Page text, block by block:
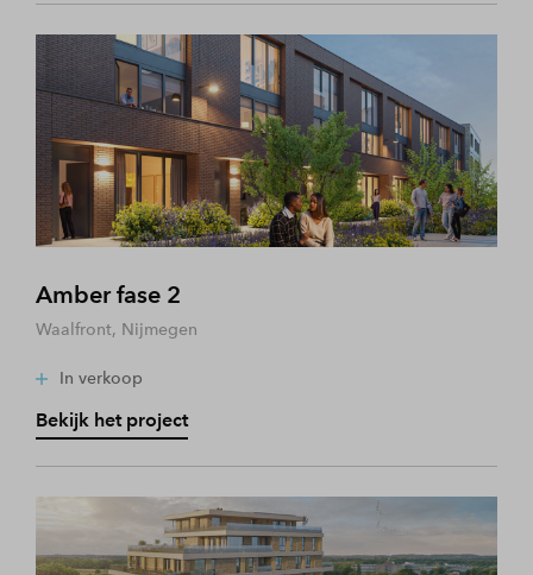
Amber fase 2
Waalfront, Nijmegen
In verkoop
Bekijk het project